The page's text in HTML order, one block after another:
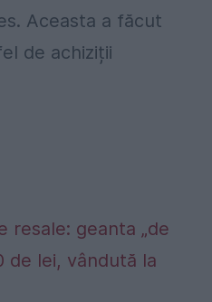
Aceasta a făcut
de achiziții